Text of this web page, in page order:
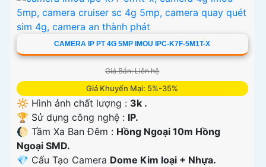
CAMERA IP PT 4G 5MP IMOU IPC-K7F-5M1T-X
Giá Bán: Liên hệ
Giá Khuyến Mại: 5%-35%
🔆 Hình ảnh chất lượng : 3k .
🏆 Sử dụng công nghệ : IP.
🌔 Tầm Xa Ban Đêm : Hồng Ngoại 10m Hồng
Ngoại SMD.
💎 Cấu Tạo Camera Dome Kim loại + Nhựa.